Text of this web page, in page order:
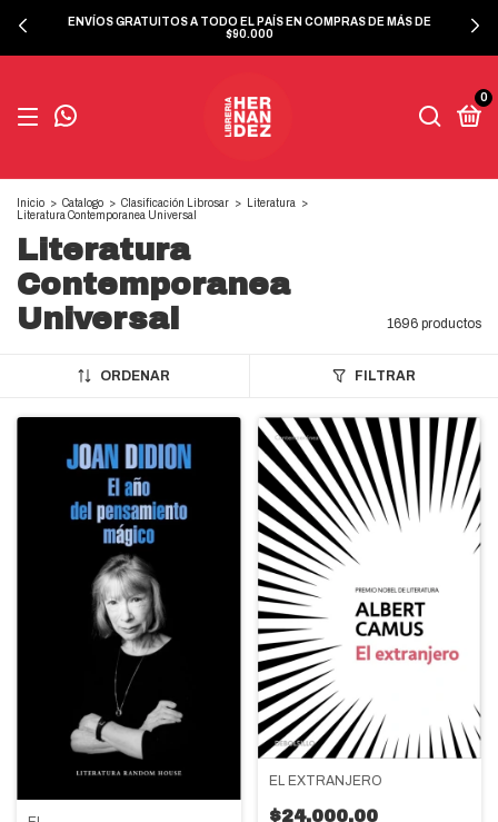
ENVÍOS GRATUITOS A TODO EL PAÍS EN COMPRAS DE MÁS DE
$90.000
0
Inicio > Catalogo > Clasificación Librosar > Literatura
>
Literatura Contemporanea Universal
Literatura
Contemporanea
Universal
1696 productos
ORDENAR FILTRAR
EL EXTRANJERO
$24.000,00